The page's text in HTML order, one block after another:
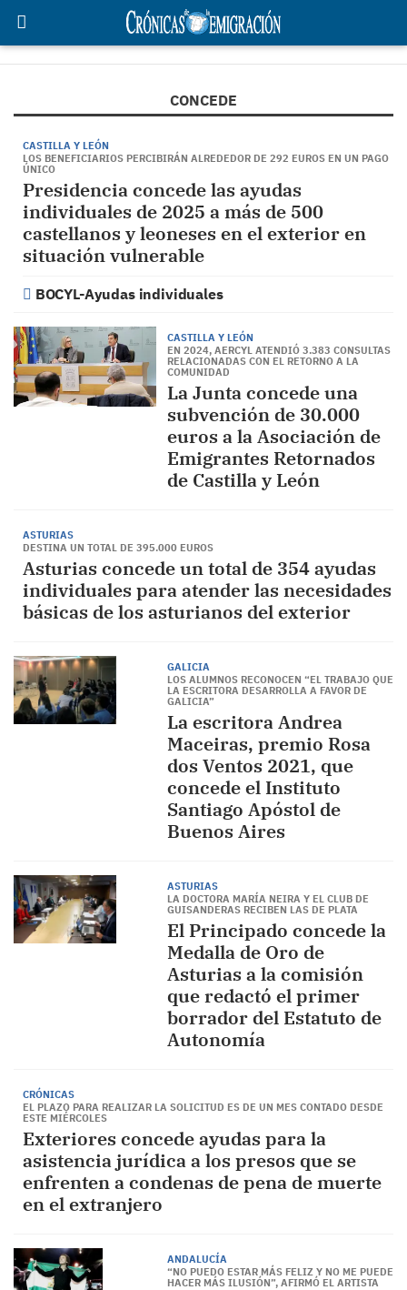
CONCEDE
CASTILLA Y LEÓN
LOS BENEFICIARIOS PERCIBIRÁN ALREDEDOR DE 292 EUROS EN UN PAGO
ÚNICO
Presidencia concede las ayudas
individuales de 2025 a más de 500
castellanos y leoneses en el exterior en
situación vulnerable
BOCYL-Ayudas individuales
CASTILLA Y LEÓN
EN 2024, AERCYL ATENDIÓ 3.383 CONSULTAS
RELACIONADAS CON EL RETORNO A LA
COMUNIDAD
La Junta concede una
subvención de 30.000
euros a la Asociación de
Emigrantes Retornados
de Castilla y León
ASTURIAS
DESTINA UN TOTAL DE 395.000 EUROS
Asturias concede un total de 354 ayudas
individuales para atender las necesidades
básicas de los asturianos del exterior
GALICIA
LOS ALUMNOS RECONOCEN “EL TRABAJO QUE
LA ESCRITORA DESARROLLA A FAVOR DE
GALICIA”
La escritora Andrea
Maceiras, premio Rosa
dos Ventos 2021, que
concede el Instituto
Santiago Apóstol de
Buenos Aires
ASTURIAS
LA DOCTORA MARÍA NEIRA Y EL CLUB DE
GUISANDERAS RECIBEN LAS DE PLATA
El Principado concede la
Medalla de Oro de
Asturias a la comisión
que redactó el primer
borrador del Estatuto de
Autonomía
CRÓNICAS
EL PLAZO PARA REALIZAR LA SOLICITUD ES DE UN MES CONTADO DESDE
ESTE MIÉRCOLES
Exteriores concede ayudas para la
asistencia jurídica a los presos que se
enfrenten a condenas de pena de muerte
en el extranjero
ANDALUCÍA
“NO PUEDO ESTAR MÁS FELIZ Y NO ME PUEDE
HACER MÁS ILUSIÓN”, AFIRMÓ EL ARTISTA